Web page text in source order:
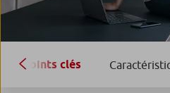
Points clés